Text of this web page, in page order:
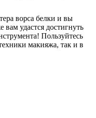
ворса белки и вы
вам удастся достигнуть
Пользуйтесь
макияжа, так и в